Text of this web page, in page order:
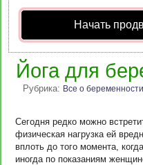
Начать
Йога для
Рубрика: Все о беременности
Сегодня редко можно
физическая нагрузка ей
вплоть до того момента,
иногда по показаниям